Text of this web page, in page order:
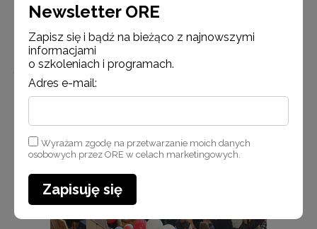
Księga pamiątkowa wydarzenia z możliwością wpisu pamiątkowego
przez gości
Newsletter ORE
Zapisz się i bądź na bieżąco z najnowszymi
informacjami
o szkoleniach i programach.
Adres e-mail:
Wyrażam zgodę na przetwarzanie moich danych
osobowych przez ORE w celach marketingowych.
Zapisuję się